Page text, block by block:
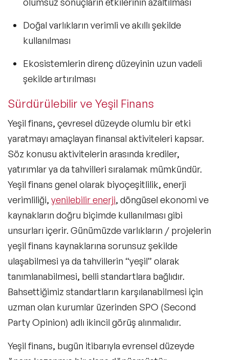
Doğal varlıkların verimli ve akıllı şekilde
kullanılması
Ekosistemlerin direnç düzeyinin uzun vadeli
şekilde artırılması
Sürdürülebilir ve Yeşil Finans
Yeşil finans, çevresel düzeyde olumlu bir etki
yaratmayı amaçlayan finansal aktiviteleri kapsar.
Söz konusu aktivitelerin arasında krediler,
yatırımlar ya da tahvilleri sıralamak mümkündür.
Yeşil finans genel olarak biyoçeşitlilik, enerji
verimliliği, yenilebilir enerji, döngüsel ekonomi ve
kaynakların doğru biçimde kullanılması gibi
unsurları içerir. Günümüzde varlıkların / projelerin
yeşil finans kaynaklarına sorunsuz şekilde
ulaşabilmesi ya da tahvillerin “yeşil” olarak
tanımlanabilmesi, belli standartlara bağlıdır.
Bahsettiğimiz standartların karşılanabilmesi için
uzman olan kurumlar üzerinden SPO (Second
Party Opinion) adlı ikincil görüş alınmalıdır.
Yeşil finans, bugün itibarıyla evrensel düzeyde